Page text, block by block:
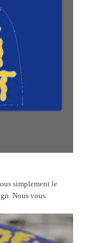
simplement le
Nous vous